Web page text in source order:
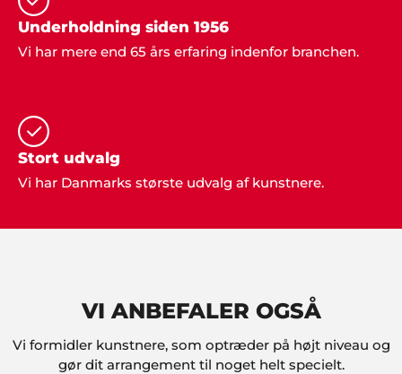
Mette og Pia
nemmere jo"
Underholdning siden 1956
Vi har mere end 65 års erfaring indenfor branchen.
Stort udvalg
Vi har Danmarks største udvalg af kunstnere.
VI ANBEFALER OGSÅ
Vi formidler kunstnere, som optræder på højt niveau og
gør dit arrangement til noget helt specielt.